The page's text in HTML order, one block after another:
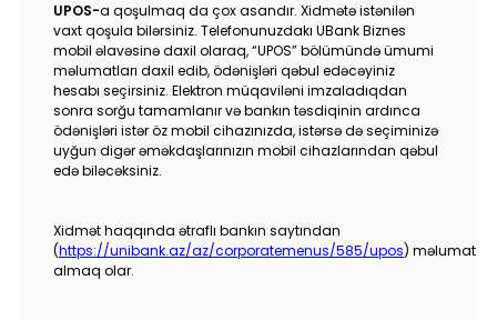
UPOS-a qoşulmaq da çox asandır. Xidmətə istənilən
vaxt qoşula bilərsiniz. Telefonunuzdakı UBank Biznes
mobil əlavəsinə daxil olaraq, “UPOS” bölümündə ümumi
məlumatları daxil edib, ödənişləri qəbul edəcəyiniz
hesabı seçirsiniz. Elektron müqaviləni imzaladıqdan
sonra sorğu tamamlanır və bankın təsdiqinin ardınca
ödənişləri istər öz mobil cihazınızda, istərsə də seçiminizə
uyğun digər əməkdaşlarınızın mobil cihazlarından qəbul
edə biləcəksiniz.
Xidmət haqqında ətraflı bankın saytından
(https://unibank.az/az/corporatemenus/585/upos) məlumat
almaq olar.